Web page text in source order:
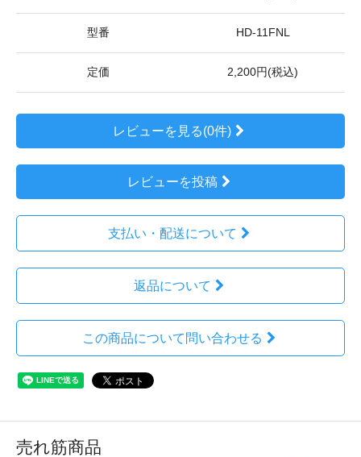
型番 HD-11FNL
定価 2,200円(税込)
レビューを見る(0件)
レビューを投稿
支払い・配送について
返品について
この商品について問い合わせる
売れ筋商品